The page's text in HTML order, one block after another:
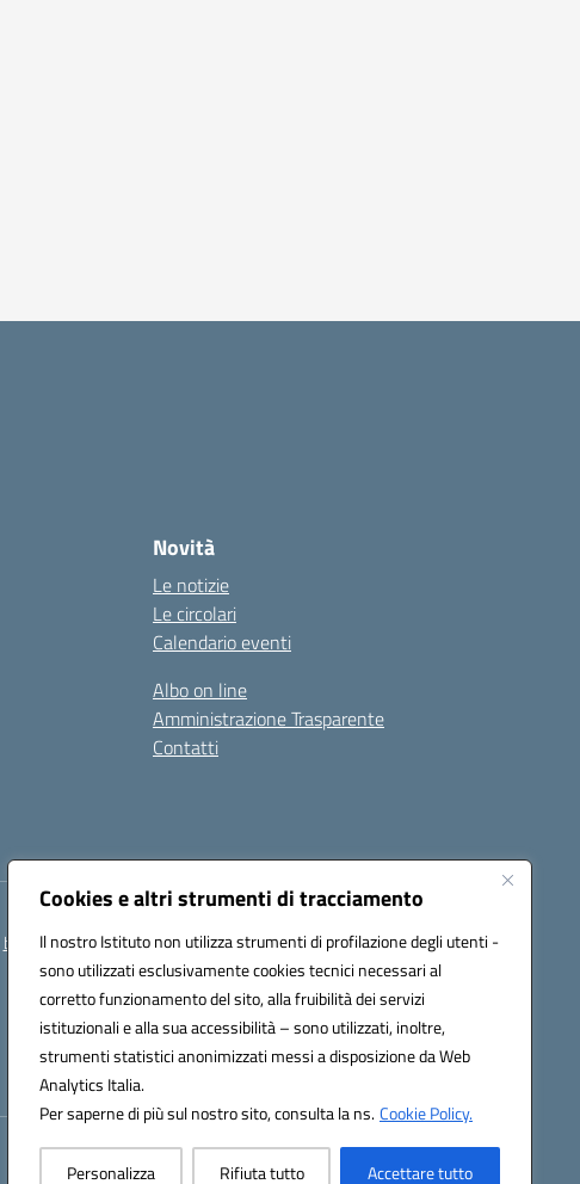
Cookies e altri strumenti di tracciamento
Il nostro Istituto non utilizza strumenti di profilazione degli utenti -
sono utilizzati esclusivamente cookies tecnici necessari al
corretto funzionamento del sito, alla fruibilità dei servizi
istituzionali e alla sua accessibilità – sono utilizzati, inoltre,
strumenti statistici anonimizzati messi a disposizione da Web
Analytics Italia.
Per saperne di più sul nostro sito, consulta la ns.Cookie Policy.
Personalizza Rifiuta tutto Accettare tutto
Novità
Le notizie
Le circolari
Calendario eventi
Albo on line
Amministrazione Trasparente
Contatti
baic89400e@pec.istruzione.it